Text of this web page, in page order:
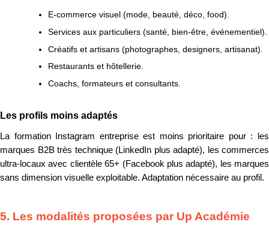
E-commerce visuel (mode, beauté, déco, food).
Services aux particuliers (santé, bien-être, événementiel).
Créatifs et artisans (photographes, designers, artisanat).
Restaurants et hôtellerie.
Coachs, formateurs et consultants.
Les profils moins adaptés
La formation Instagram entreprise est moins prioritaire pour : les
marques B2B très technique (LinkedIn plus adapté), les commerces
ultra-locaux avec clientèle 65+ (Facebook plus adapté), les marques
sans dimension visuelle exploitable. Adaptation nécessaire au profil.
5. Les modalités proposées par Up Académie